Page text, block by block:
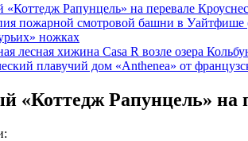
«Коттедж Рапунцель» на перевале
пожарной смотровой башни в
ножках
лесная хижина Casa R возле озера
плавучий дом «Anthenea» от
«Коттедж Рапунцель» на